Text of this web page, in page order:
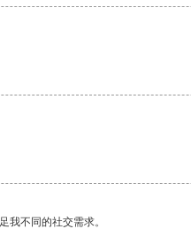
我不同的社交需求。